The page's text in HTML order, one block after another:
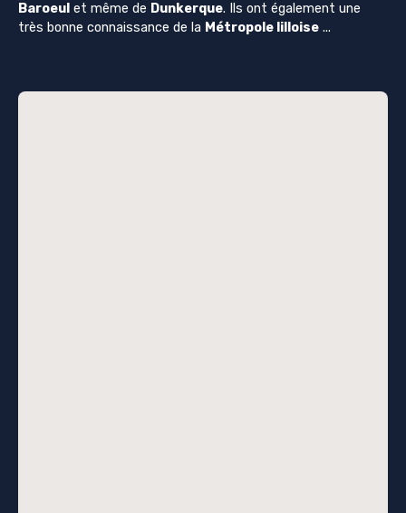
Baroeul et même de Dunkerque. Ils ont également une
très bonne connaissance de la Métropole lilloise ...